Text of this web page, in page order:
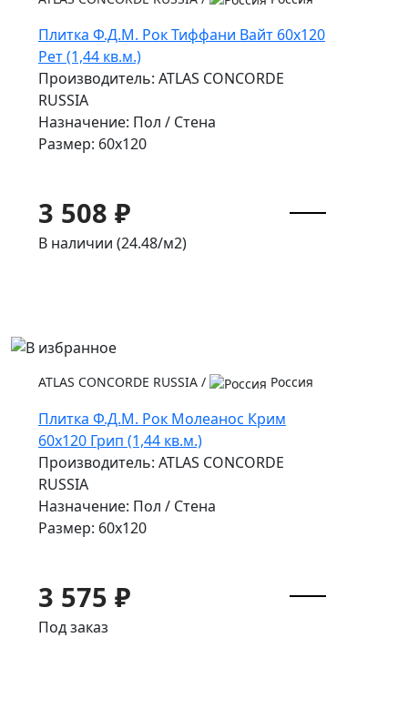
Плитка Ф.Д.М. Pок Тиффани Вайт 60x120
Рет (1,44 кв.м.)
Производитель: ATLAS CONCORDE
RUSSIA
Назначение: Пол / Стена
Размер: 60x120
3 508 ₽
В наличии (24.48/м2)
ATLAS CONCORDE RUSSIA / Россия
Плитка Ф.Д.М. Pок Молеанос Крим
60x120 Грип (1,44 кв.м.)
Производитель: ATLAS CONCORDE
RUSSIA
Назначение: Пол / Стена
Размер: 60x120
3 575 ₽
Под заказ